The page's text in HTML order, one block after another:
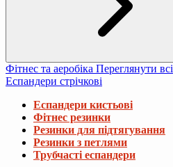
Фітнес та аеробіка Переглянути всі
Еспандери стрічкові
Еспандери кистьові
Фітнес резинки
Резинки для підтягування
Резинки з петлями
Трубчасті еспандери